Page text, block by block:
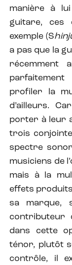
manière à
guitare, ces
exemple (S
a pas que la
récemment
profiler la
d’ailleurs.
porter à leur
trois
spectre
musiciens de
mais à la
effets
sa marque,
contributeur
dans cette
ténor, plutôt
contrôle, il